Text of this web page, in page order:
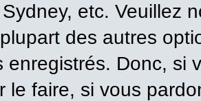
Sydney, etc. Veuillez
des autres
enregistrés. Donc, si
le faire, si vous